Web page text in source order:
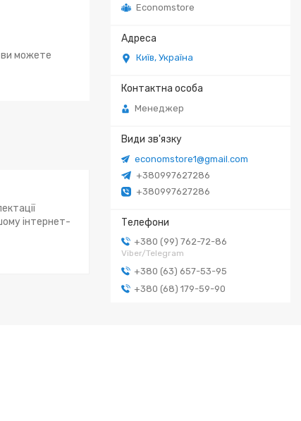
Economstore
Київ, Україна
Менеджер
economstore1@gmail.com
+380997627286
+380997627286
+380 (99) 762-72-86
Viber/Telegram
+380 (63) 657-53-95
+380 (68) 179-59-90
ви можете
інтернет-